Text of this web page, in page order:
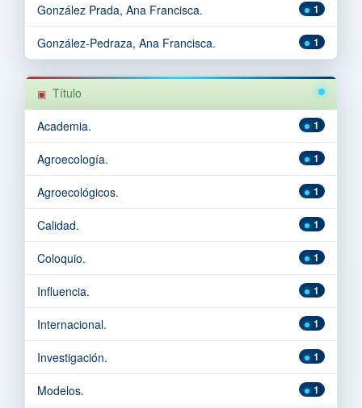
1
González Prada, Ana Francisca.
1
González-Pedraza, Ana Francisca.
Título
1
Academia.
1
Agroecología.
1
Agroecológicos.
1
Calidad.
1
Coloquio.
1
Influencia.
1
Internacional.
1
Investigación.
1
Modelos.